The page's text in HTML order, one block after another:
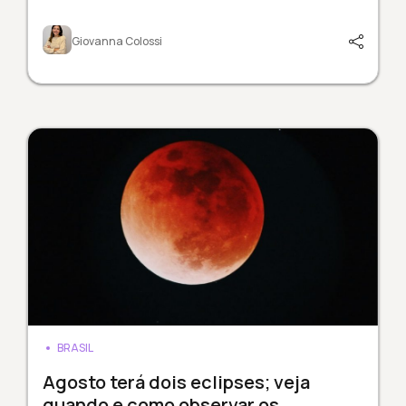
Giovanna Colossi
BRASIL
Agosto terá dois eclipses; veja